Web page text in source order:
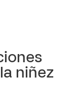
niñez